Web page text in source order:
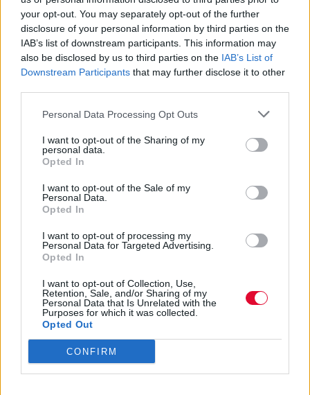
your opt-out. You may separately opt-out of the further
disclosure of your personal information by third parties on the
IAB’s list of downstream participants. This information may
also be disclosed by us to third parties on the IAB’s List of
Downstream Participants that may further disclose it to other
Personal Data Processing Opt Outs
I want to opt-out of the Sharing of my
personal data.
Opted In
I want to opt-out of the Sale of my
Personal Data.
Opted In
I want to opt-out of processing my
Personal Data for Targeted Advertising.
Opted In
I want to opt-out of Collection, Use,
Retention, Sale, and/or Sharing of my
Personal Data that Is Unrelated with the
Purposes for which it was collected.
Opted Out
CONFIRM
κάναμε κι εμείς». Κρατάμε πως γι’ αυτήν, «η
χαρά είναι απερίγραπτη, Απερίγραπτη».
Στο τέλος, ζητάω να μάθω αν υπάρχουν
άλλες απροσδόκητες συνεργασίες που θα
ήθελε να δοκιμάσει. Μου λέει «πολλές»,
αλλά δεν της έρχεται κάτι τώρα. Μου είχε πει
την πέτυχε μόλις είχε ξυπνήσει.
Previous Article Next Article
Ακολούθησε το Avopolis Network στο
Google News
MOOD OF THE DAY